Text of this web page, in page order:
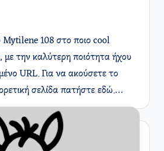
108 στο ποιο cool
με την καλύτερη ποιότητα ήχου
URL. Για να ακούσετε το
σελίδα πατήστε εδώ.…